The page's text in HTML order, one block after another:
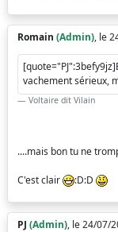
Romain (Admin), le
vachement sérieux,
Voltaire dit Vilain
....mais bon tu ne
C'est clair :D:D
PJ (Admin), le 24/07/